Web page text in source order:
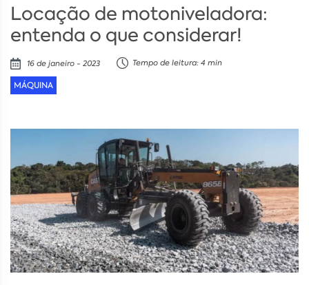
Locação de motoniveladora:
entenda o que considerar!
16 de janeiro - 2023 Tempo de leitura: 4 min
MÁQUINA